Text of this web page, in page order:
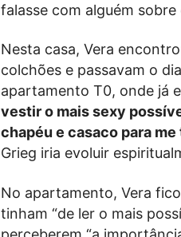
falasse com alguém
Nesta casa, Vera
colchões e passavam o
apartamento T0, onde já
vestir o mais sexy
chapéu e casaco para me
Grieg iria evoluir
No apartamento, Vera
tinham “de ler o mais